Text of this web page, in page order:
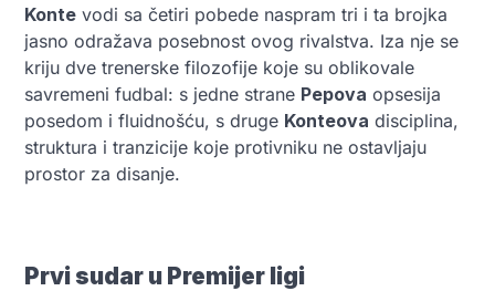
Konte vodi sa četiri pobede naspram tri i ta brojka
jasno odražava posebnost ovog rivalstva. Iza nje se
kriju dve trenerske filozofije koje su oblikovale
savremeni fudbal: s jedne strane Pepova opsesija
posedom i fluidnošću, s druge Konteova disciplina,
struktura i tranzicije koje protivniku ne ostavljaju
prostor za disanje.
Prvi sudar u Premijer ligi